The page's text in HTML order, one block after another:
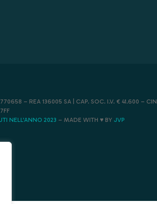
– REA 136005 SA | CAP. SOC. I.V. € 41.600 – CIN
NELL’ANNO 2023 – MADE WITH ♥️ BY JVP